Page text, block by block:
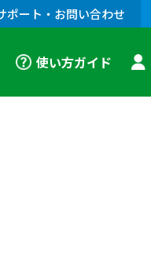
ポート・お問い合わせ
使い方ガイド